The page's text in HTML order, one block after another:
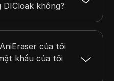
DICloak không?
của tôi
khẩu của tôi